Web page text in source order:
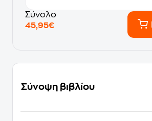
Σύνολο
45,95€
Σύνοψη βιβλίου